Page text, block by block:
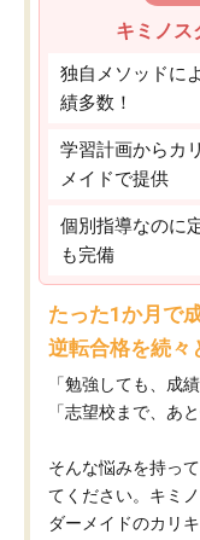
キミノス
独自メソッドに
績多数！
学習計画からカ
メイドで提供
個別指導なのに
も完備
たった1か月で
逆転合格を続々
「勉強しても、成
「志望校まで、あ
そんな悩みを持っ
てください。キミ
ダーメイドのカリ